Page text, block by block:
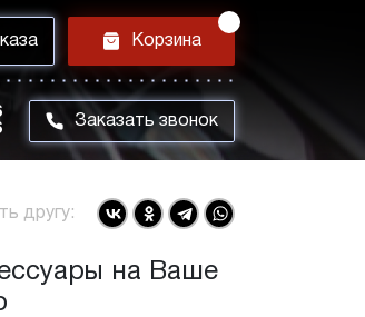
h Корзина
m Заказать звонок
другу:
на Ваше